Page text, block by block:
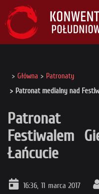
Główna
Patronaty
Patronat medialny nad
Patronat
Festiwalem
Łańcucie
16:36, 11 marca 2017